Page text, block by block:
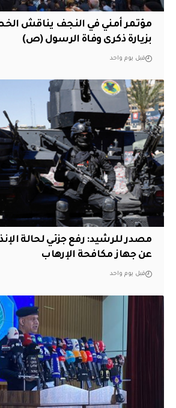
مؤتمر أمني في النجف يناقش
بزيارة ذكرى وفاة الرسول (ص)
قبل يوم واحد
مصدر للرشيد: رفع جزئي لحالة
عن جهاز مكافحة الإرهاب
قبل يوم واحد